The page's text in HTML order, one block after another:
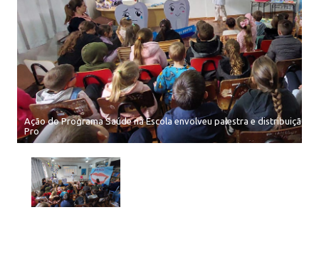
Ação do Programa Saúde na Escola envolveu palestra e distribuição
Pro